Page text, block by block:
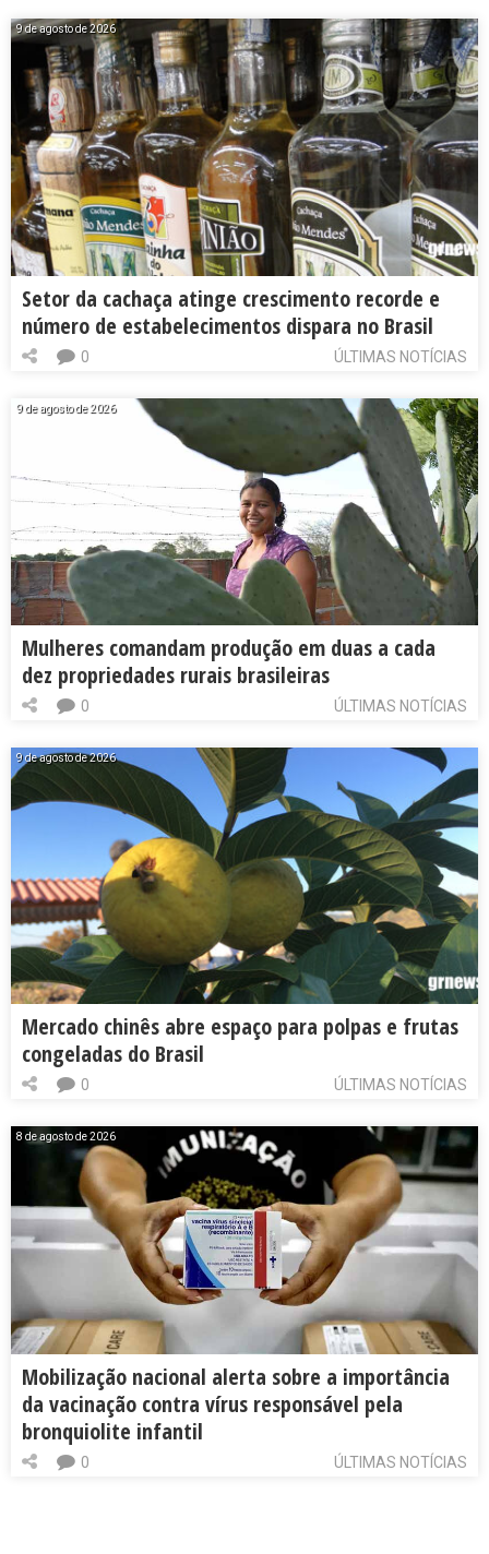
9 de agosto de 2026
Setor da cachaça atinge crescimento recorde e
número de estabelecimentos dispara no Brasil
ÚLTIMAS NOTÍCIAS
0
9 de agosto de 2026
Mulheres comandam produção em duas a cada
dez propriedades rurais brasileiras
ÚLTIMAS NOTÍCIAS
0
9 de agosto de 2026
Mercado chinês abre espaço para polpas e frutas
congeladas do Brasil
ÚLTIMAS NOTÍCIAS
0
8 de agosto de 2026
Mobilização nacional alerta sobre a importância
da vacinação contra vírus responsável pela
bronquiolite infantil
ÚLTIMAS NOTÍCIAS
0